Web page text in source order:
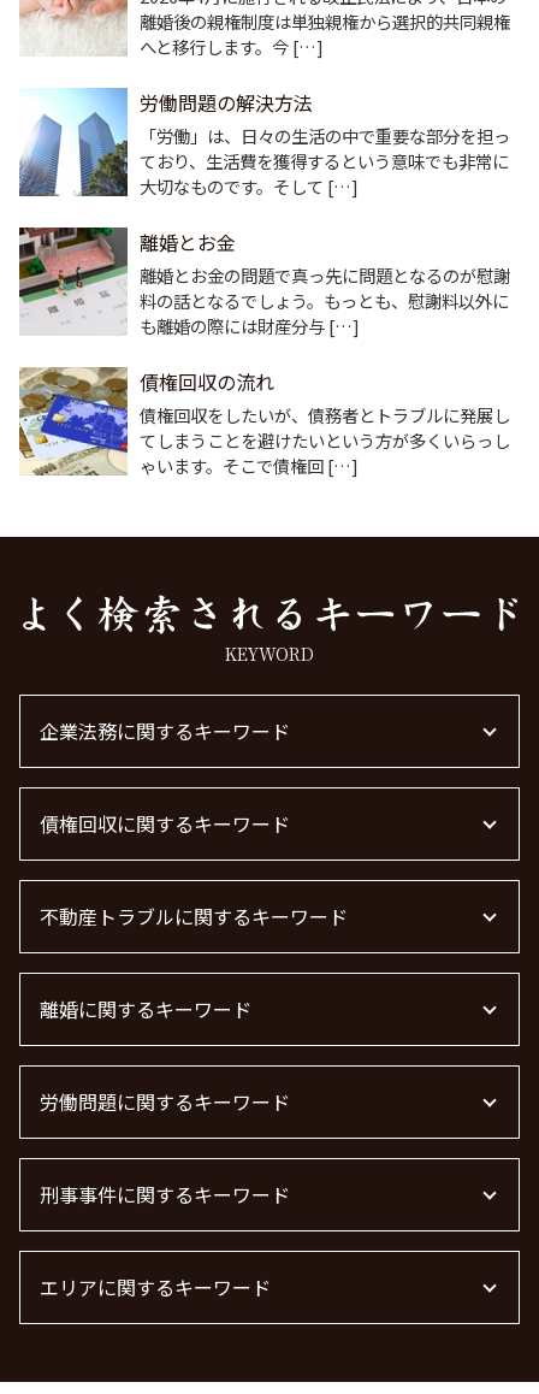
離婚後の親権制度は単独親権から選択的共同親権
へと移行します。今 […]
労働問題の解決方法
「労働」は、日々の生活の中で重要な部分を担っ
ており、生活費を獲得するという意味でも非常に
大切なものです。そして […]
離婚とお金
離婚とお金の問題で真っ先に問題となるのが慰謝
料の話となるでしょう。もっとも、慰謝料以外に
も離婚の際には財産分与 […]
債権回収の流れ
債権回収をしたいが、債務者とトラブルに発展し
てしまうことを避けたいという方が多くいらっし
ゃいます。そこで債権回 […]
KEYWORD
企業法務に関するキーワード
顧問弁護士 個人事業主
退職勧奨 言ってはいけない
顧問弁護士 契約
顧問弁護士 費用 中小企業
法律事務所 m&a
顧問弁護士 メリット
m&a 弁護士 費用
顧問弁護士 費用
顧問弁護士
企業法務
m&a 弁護士費用 相場
企業法務 弁護士
債権回収に関するキーワード
債権回収 弁護士 費用
債権回収 弁護士
借金 時効
借金 時効の援用 その後
債権回収
債権回収 個人
借金 時効 個人
債権回収 弁護士 完全成功報酬
債権回収 無視
不動産トラブルに関するキーワード
不動産 トラブル相談
不動産賃貸 弁護士
不動産 トラブル 相談 東京都
不動産トラブル 弁護士
管理会社 トラブル 相談
不動産 賃貸 トラブル相談
不動産トラブル 相談
離婚に関するキーワード
浮気 離婚 慰謝料相場
離婚 精神的苦痛 慰謝料相場
慰謝料 離婚
離婚届
離婚 慰謝料払わない
離婚調停 流れ
労働問題に関するキーワード
労働問題 最近
残業代 未払い
労働問題に強い弁護士 東京
労働問題 種類
刑事事件に関するキーワード
痴漢 逮捕 弁護士
痴漢 冤罪 逮捕
脅迫罪 構成要件
エリアに関するキーワード
不動産トラブル 東京都 弁護士